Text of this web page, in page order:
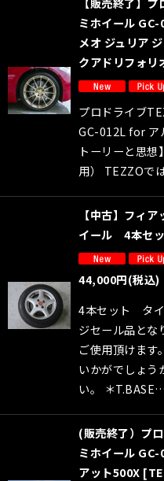
ミホイール
メオ ジュリア
クアドリフォリ
プロドライブ
GC-012L for ア
トーリーと思
用） TEZZOで
【中古】フィ
イール 4本セ
44,000円(税込)
4本セット タイ
ジセール品とな
ご使用頂けます
いかがでしょう
い。 ＊T.BASE…
(販売終了）プ
ミホイール
アット500X [